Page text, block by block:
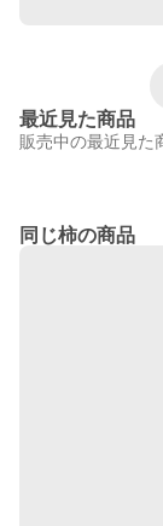
最近見た商品
販売中の最近見た
同じ柿の商品